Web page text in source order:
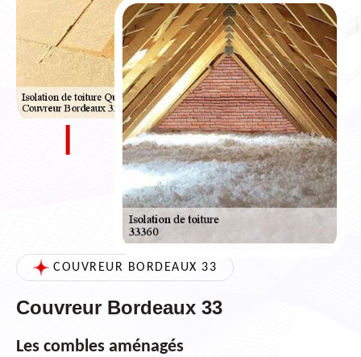
COUVREUR BORDEAUX 33
Couvreur Bordeaux 33
Les combles aménagés